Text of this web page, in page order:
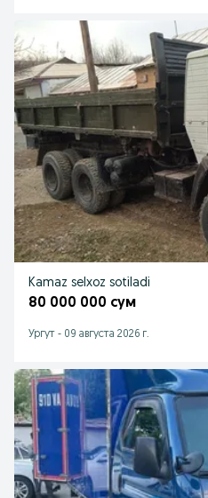
Kamaz selxoz sotiladi
80 000 000 сум
Ургут - 09 августа 2026 г.